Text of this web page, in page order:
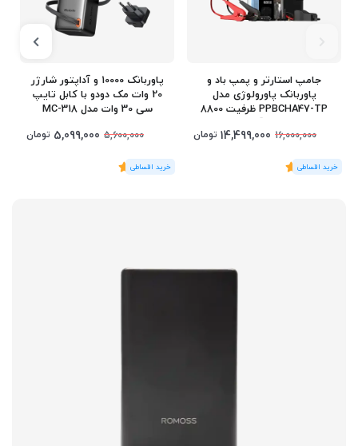
جامپ استارتر و پمپ باد و
پاوربانک پاورولوژی مدل
PPBCHA47-TP ظرفیت 8800
میلی‌آمپر
16,000,000
14,499,000 تومان
(1رای)
5
پاوربانک 10000 و آداپتور شارژر
20 وات مک دودو با کابل تایپ
سی 30 وات مدل MC-318
5,600,000
5,099,000 تومان
(1رای)
5